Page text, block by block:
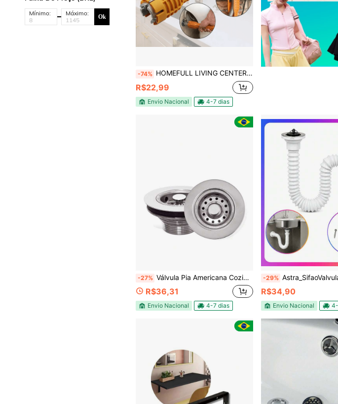
Mínimo: Máximo: Ok
-74% HOMEFULL LIVING CENTER Chave De Instalação Torneira e Pia 8 Em 1 Multifuncional
R$22,99
Envio Nacional 4-7 dias
-27% Válvula Pia Americana Cozinha Aço Inox 3.1/2 Av01 Doan
R$36,31
Envio Nacional 4-7 dias
-29%
R$34,90
Envio Nacional